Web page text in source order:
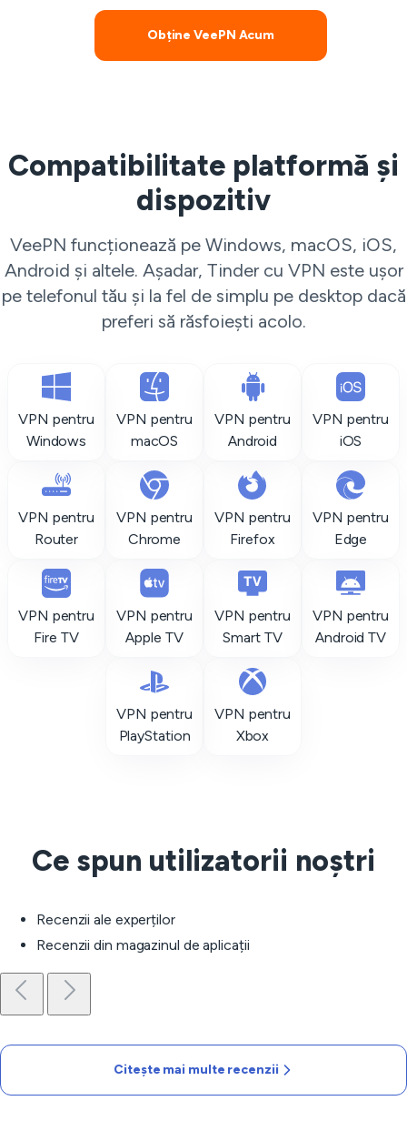
Obține VeePN Acum
Compatibilitate platformă și
dispozitiv
VeePN funcționează pe Windows, macOS, iOS,
Android și altele. Așadar, Tinder cu VPN este ușor
pe telefonul tău și la fel de simplu pe desktop dacă
preferi să răsfoiești acolo.
VPN pentru
Windows
VPN pentru
macOS
VPN pentru
Android
VPN pentru
iOS
VPN pentru
Router
VPN pentru
Chrome
VPN pentru
Firefox
VPN pentru
Edge
VPN pentru
Fire TV
VPN pentru
Apple TV
VPN pentru
Smart TV
VPN pentru
Android TV
VPN pentru
PlayStation
VPN pentru
Xbox
Ce spun utilizatorii noștri
Recenzii ale experților
Recenzii din magazinul de aplicații
Citește mai multe recenzii